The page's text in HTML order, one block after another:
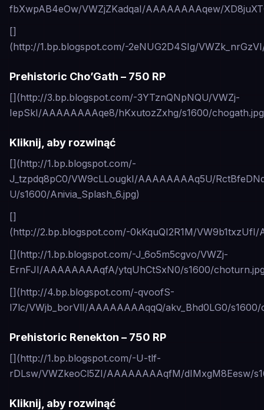
fbXwpAB4eOw/VWZjZKadqaI/AAAAAAAAqew/
[]
(http://1.bp.blogspot.com/-2eNUG2D4SIg/
Prehistoric Cho’Gath – 750 RP
[](http://3.bp.blogspot.com/-3YTznQNpNQU/VWZj-
IepSkI/AAAAAAAAqe8/hKxutozZxhg/s1600/
Kliknij, aby rozwinąć
[](http://1.bp.blogspot.com/-
J_tzpdq8pC0/VW9cLLougkI/AAAAAAAAq5U/
U/s1600/Anivia_Splash_6.jpg)
[]
(http://2.bp.blogspot.com/-0kKquQI2R1M/
[](http://1.bp.blogspot.com/-J_6o5m5cgvo/VWZj-
ErnFJI/AAAAAAAAqfA/ytqUhCtSxN0/s1600/
[](http://4.bp.blogspot.com/-qvoofS-
l7lc/VWjb_borVlI/AAAAAAAAqqQ/akv_Bhd0LG0/
Prehistoric Renekton – 750 RP
[](http://1.bp.blogspot.com/-U-tlf-
rDLsw/VWZkeoCl5ZI/AAAAAAAAqfM/dIMxgM8Eesw/
Kliknij, aby rozwinąć